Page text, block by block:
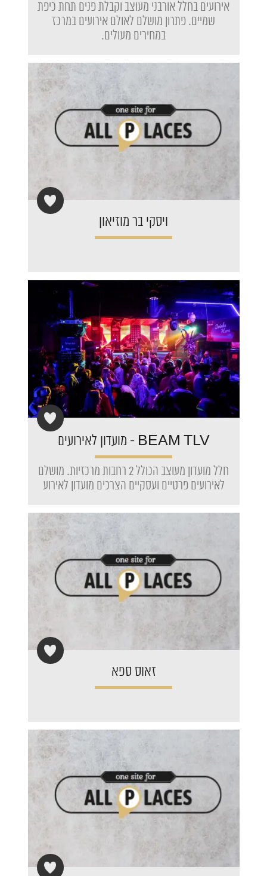
אירועים בחלל אורבני מעוצב וקבלת פנים תחת כיפת
שמיים. פתרון מושלם לאולם אירועים במרכז
במחירים מעולים.
ויסקי בר מוזיאון
BEAM TLV - מועדון לאירועים
חלל מועדון מעוצב הכולל 2 רחבות מרכזיות. מושלם
לאירועים פרטיים ועסקיים הצרכים מועדון לאירוע
זאוס ספא